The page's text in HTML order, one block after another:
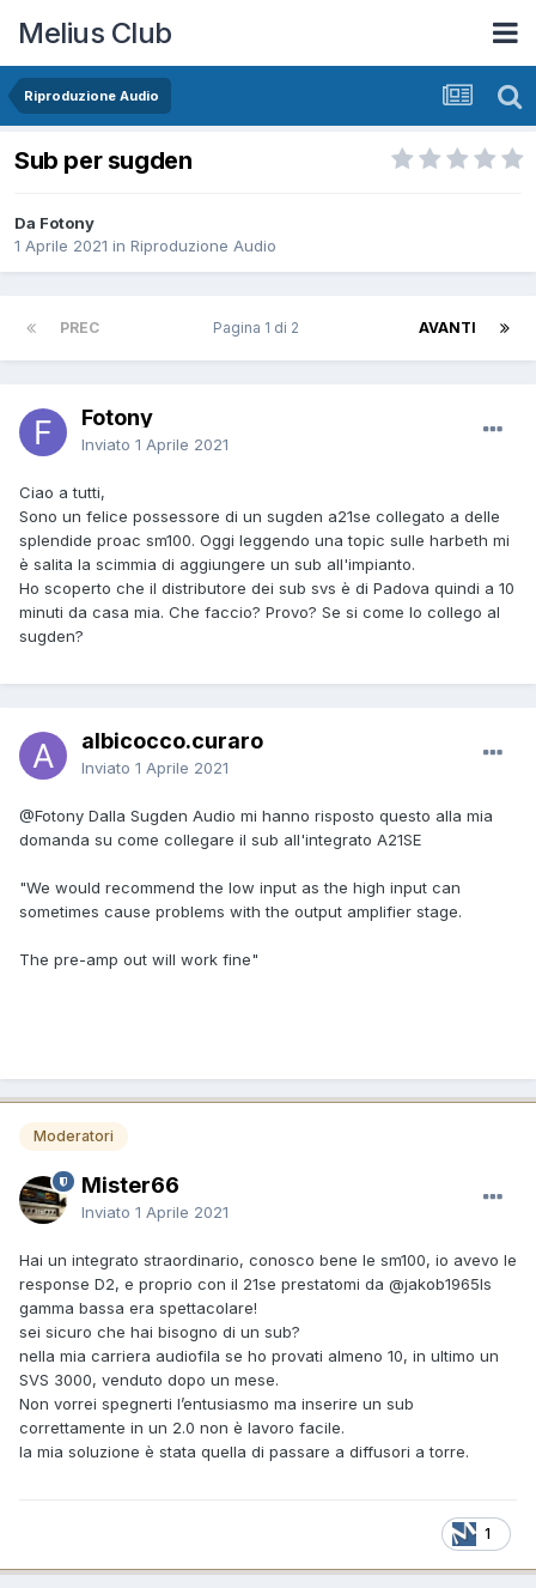
Melius Club
Riproduzione Audio
Sub per sugden
Da Fotony
1 Aprile 2021 in Riproduzione Audio
PREC AVANTI
Pagina 1 di 2
Fotony
Inviato 1 Aprile 2021
Ciao a tutti,
Sono un felice possessore di un sugden a21se collegato a delle
splendide proac sm100. Oggi leggendo una topic sulle harbeth mi
è salita la scimmia di aggiungere un sub all'impianto.
Ho scoperto che il distributore dei sub svs è di Padova quindi a 10
minuti da casa mia. Che faccio? Provo? Se si come lo collego al
sugden?
albicocco.curaro
Inviato 1 Aprile 2021
@Fotony Dalla Sugden Audio mi hanno risposto questo alla mia
domanda su come collegare il sub all'integrato A21SE
"We would recommend the low input as the high input can
sometimes cause problems with the output amplifier stage.
The pre-amp out will work fine"
Moderatori
Mister66
Inviato 1 Aprile 2021
Hai un integrato straordinario, conosco bene le sm100, io avevo le
response D2, e proprio con il 21se prestatomi da @jakob1965ls
gamma bassa era spettacolare!
sei sicuro che hai bisogno di un sub?
nella mia carriera audiofila se ho provati almeno 10, in ultimo un
SVS 3000, venduto dopo un mese.
Non vorrei spegnerti l’entusiasmo ma inserire un sub
correttamente in un 2.0 non è lavoro facile.
la mia soluzione è stata quella di passare a diffusori a torre.
1